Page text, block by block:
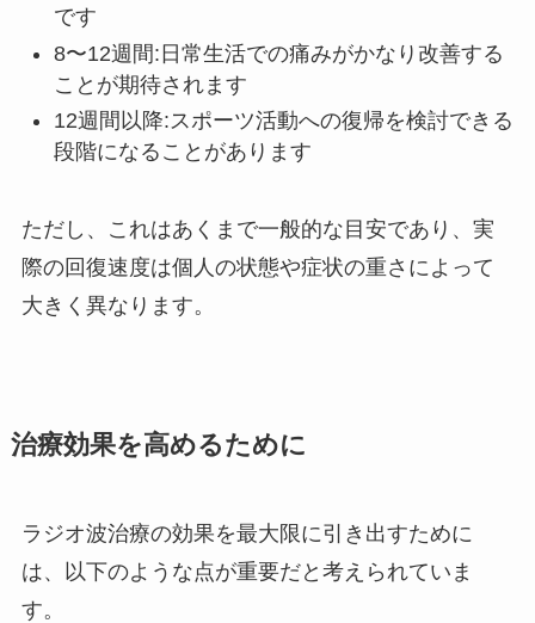
です
8〜12週間:日常生活での痛みがかなり改善する
ことが期待されます
12週間以降:スポーツ活動への復帰を検討できる
段階になることがあります
ただし、これはあくまで一般的な目安であり、実
際の回復速度は個人の状態や症状の重さによって
大きく異なります。
治療効果を高めるために
ラジオ波治療の効果を最大限に引き出すために
は、以下のような点が重要だと考えられていま
す。